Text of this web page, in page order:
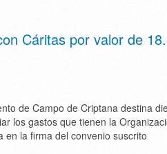
Cáritas por valor de
de Campo de Criptana destina
los gastos que tienen la
en la firma del convenio suscrito